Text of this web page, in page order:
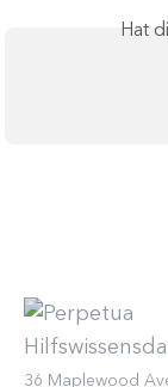
Hat